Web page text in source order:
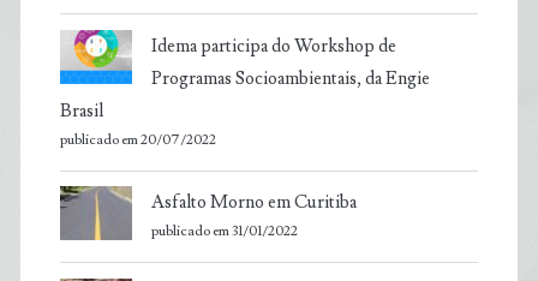
Idema participa do Workshop de
Programas Socioambientais, da Engie
Brasil
publicado em 20/07/2022
Asfalto Morno em Curitiba
publicado em 31/01/2022